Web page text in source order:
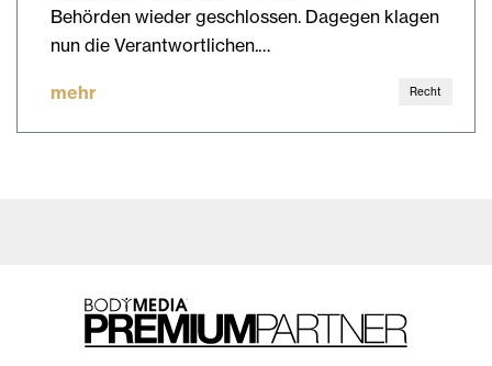
Behörden wieder geschlossen. Dagegen klagen
nun die Verantwortlichen.…
mehr Recht